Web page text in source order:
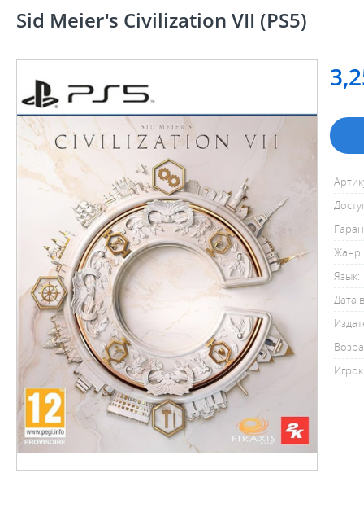
Sid Meier's Civilization VII (PS5)
Жанр:
Язык:
Дата